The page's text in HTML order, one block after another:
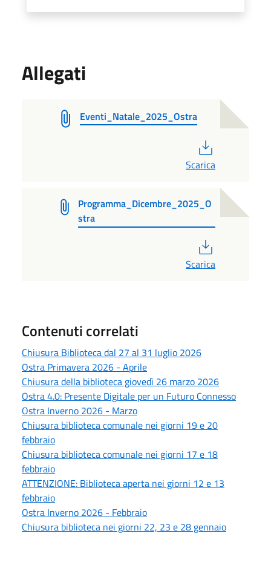
Allegati
Eventi_Natale_2025_Ostra
Scarica
Programma_Dicembre_2025_O
stra
Scarica
Contenuti correlati
Chiusura Biblioteca dal 27 al 31 luglio 2026
Ostra Primavera 2026 - Aprile
Chiusura della biblioteca giovedì 26 marzo 2026
Ostra 4.0: Presente Digitale per un Futuro Connesso
Ostra Inverno 2026 - Marzo
Chiusura biblioteca comunale nei giorni 19 e 20
febbraio
Chiusura biblioteca comunale nei giorni 17 e 18
febbraio
ATTENZIONE: Biblioteca aperta nei giorni 12 e 13
febbraio
Ostra Inverno 2026 - Febbraio
Chiusura biblioteca nei giorni 22, 23 e 28 gennaio